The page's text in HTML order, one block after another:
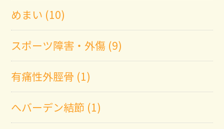
めまい (10)
スポーツ障害・外傷 (9)
有痛性外脛骨 (1)
へバーデン結節 (1)